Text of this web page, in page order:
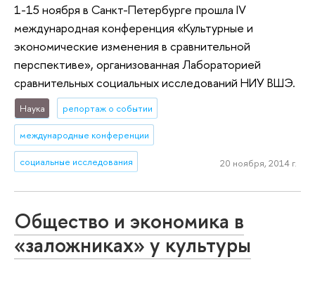
1-15 ноября в Санкт-Петербурге прошла IV
международная конференция «Культурные и
экономические изменения в сравнительной
перспективе», организованная Лабораторией
сравнительных социальных исследований НИУ ВШЭ.
Наука репортаж о событии
международные конференции
социальные исследования 20 ноября, 2014 г.
Общество и экономика в
«заложниках» у культуры